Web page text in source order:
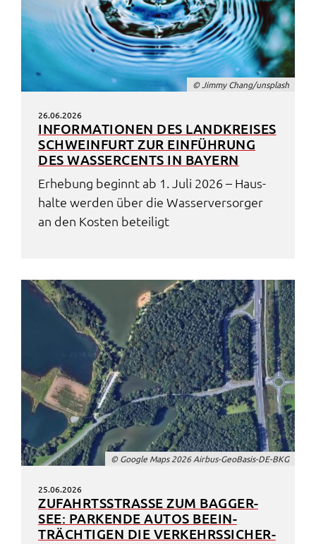
© Jimmy Chang/unsplash
26.06.2026
INFOR­MA­TIO­NEN DES LAND­KREI­SES
SCHWEIN­FURT ZUR EINFÜH­RUNG
DES WASSER­CENTS IN BAYERN
Erhe­bung beginnt ab 1. Juli 2026 – Haus­
hal­te werden über die Wasser­ver­sor­ger
an den Kosten betei­ligt
© Goog­le Maps 2026 Airbus-GeoBa­sis-DE-BKG
25.06.2026
ZUFAHRTS­STRA­SSE ZUM BAGGER­S
EE: PARKEN­DE AUTOS BEEIN­T
RÄCH­TI­GEN DIE VERKEHRS­SI­CHER­H